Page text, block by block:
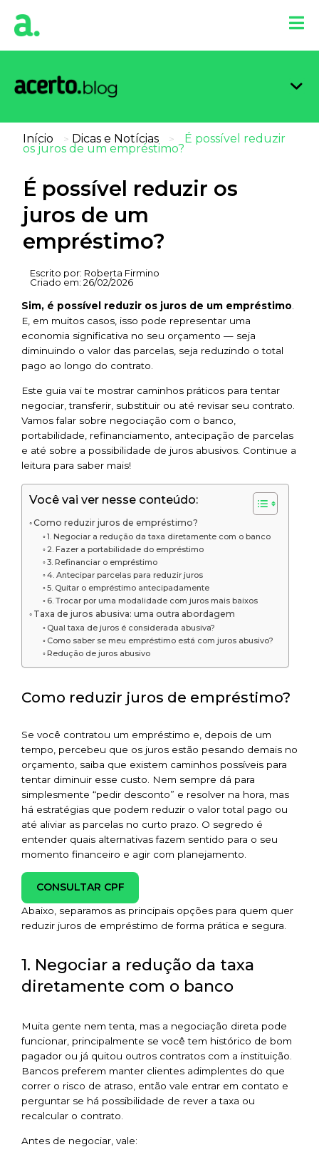
Início > Dicas e Notícias > É possível reduzir
os juros de um empréstimo?
É possível reduzir os
juros de um
empréstimo?
Escrito por: Roberta Firmino
Criado em: 26/02/2026
Sim, é possível reduzir os juros de um empréstimo
E, em muitos casos, isso pode representar uma
economia significativa no seu orçamento — seja
diminuindo o valor das parcelas, seja reduzindo o total
pago ao longo do contrato.
Este guia vai te mostrar caminhos práticos para tentar
negociar, transferir, substituir ou até revisar seu contrato.
Vamos falar sobre negociação com o banco,
portabilidade, refinanciamento, antecipação de parcelas
e até sobre a possibilidade de juros abusivos. Continue a
leitura para saber mais!
Você vai ver nesse conteúdo:
Como reduzir juros de empréstimo?
1. Negociar a redução da taxa diretamente com o banco
2. Fazer a portabilidade do empréstimo
3. Refinanciar o empréstimo
4. Antecipar parcelas para reduzir juros
5. Quitar o empréstimo antecipadamente
6. Trocar por uma modalidade com juros mais baixos
Taxa de juros abusiva: uma outra abordagem
Qual taxa de juros é considerada abusiva?
Como saber se meu empréstimo está com juros abusivo?
Redução de juros abusivo
Como reduzir juros de empréstimo?
Se você contratou um empréstimo e, depois de um
tempo, percebeu que os juros estão pesando demais no
orçamento, saiba que existem caminhos possíveis para
tentar diminuir esse custo. Nem sempre dá para
simplesmente “pedir desconto” e resolver na hora, mas
há estratégias que podem reduzir o valor total pago ou
até aliviar as parcelas no curto prazo. O segredo é
entender quais alternativas fazem sentido para o seu
momento financeiro e agir com planejamento.
CONSULTAR CPF
Abaixo, separamos as principais opções para quem quer
reduzir juros de empréstimo de forma prática e segura.
1. Negociar a redução da taxa
diretamente com o banco
Muita gente nem tenta, mas a negociação direta pode
funcionar, principalmente se você tem histórico de bom
pagador ou já quitou outros contratos com a instituição.
Bancos preferem manter clientes adimplentes do que
correr o risco de atraso, então vale entrar em contato e
perguntar se há possibilidade de rever a taxa ou
recalcular o contrato.
Antes de negociar, vale: